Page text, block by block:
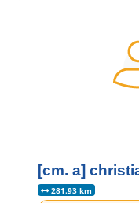
[cm. a]
281.93 km